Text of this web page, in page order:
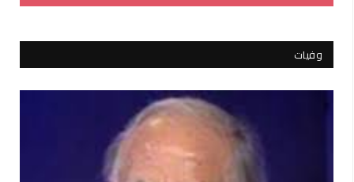
وفيات